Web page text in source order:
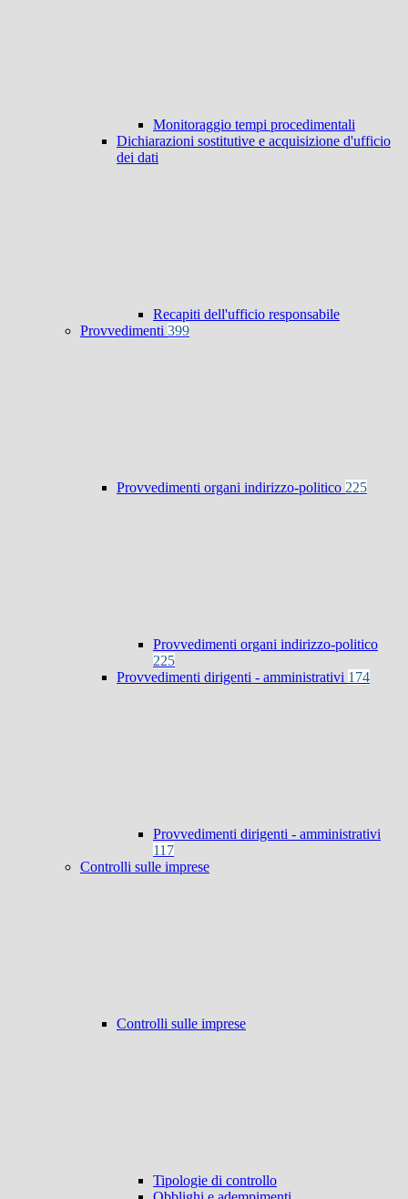
Monitoraggio tempi procedimentali
Dichiarazioni sostitutive e acquisizione d'ufficio
dei dati
Recapiti dell'ufficio responsabile
Provvedimenti 399
Provvedimenti organi indirizzo-politico 225
Provvedimenti organi indirizzo-politico
225
Provvedimenti dirigenti - amministrativi 174
Provvedimenti dirigenti - amministrativi
117
Controlli sulle imprese
Controlli sulle imprese
Tipologie di controllo